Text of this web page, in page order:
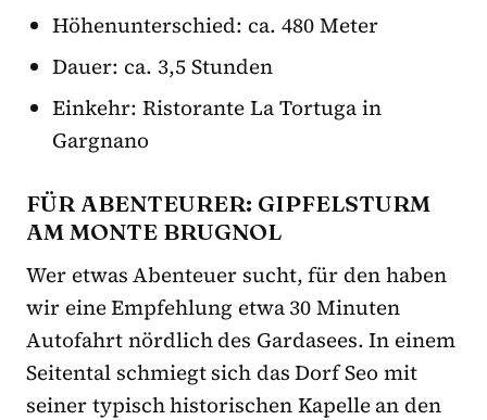
Höhenunterschied: ca. 480 Meter
Dauer: ca. 3,5 Stunden
Einkehr: Ristorante La Tortuga in
Gargnano
FÜR ABENTEURER: GIPFELSTURM
AM MONTE BRUGNOL
Wer etwas Abenteuer sucht, für den haben
wir eine Empfehlung etwa 30 Minuten
Autofahrt nördlich des Gardasees. In einem
Seitental schmiegt sich das Dorf Seo mit
seiner typisch historischen Kapelle an den